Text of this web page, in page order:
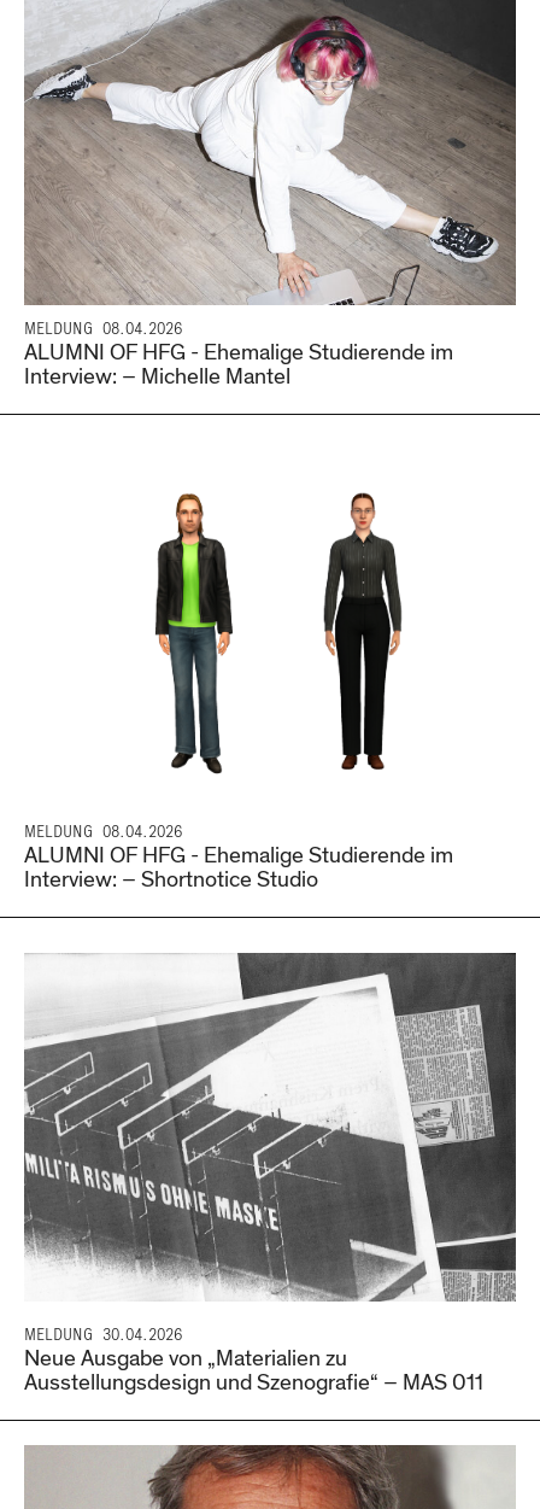
MELDUNG 08.04.2026
ALUMNI OF HFG - Ehemalige Studierende im
Interview: – Michelle Mantel
MELDUNG 08.04.2026
ALUMNI OF HFG - Ehemalige Studierende im
Interview: – Shortnotice Studio
MELDUNG 30.04.2026
Neue Ausgabe von „Materialien zu
Ausstellungsdesign und Szenografie“ – MAS 011